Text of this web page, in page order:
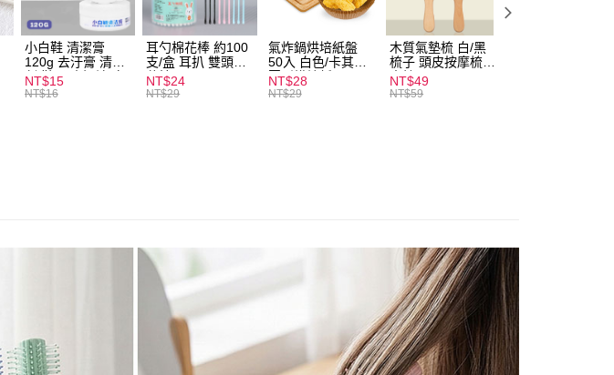
全家取貨付款
每筆NT$60，滿NT$599(含以上)免運費
付款後全家取貨
每筆NT$60，滿NT$599(含以上)免運費
每筆NT$120，滿NT$1,999(含以上)免運費
小白鞋 清潔膏
120g 去汙膏 清潔
劑 鞋子 去汙漬 白
皮鞋 鞋油
NT$15
NT$16
耳勺棉花棒 約100
支/盒 耳扒 雙頭棉
花棒
NT$24
NT$29
氣炸鍋烘培紙盤
50入 白色/卡其色
圓形烘焙紙
NT$28
NT$29
木質氣墊梳 白/黑
梳子 頭皮按摩梳
木梳
NT$49
NT$59